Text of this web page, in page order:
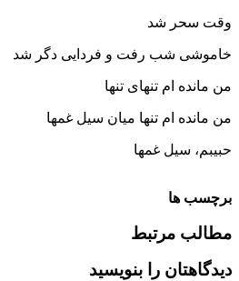
وقت سحر شد
خاموشی شب رفت و فردایی دگر شد
من مانده ام تنهای تنها
من مانده ام تنها میان سیل غمها
حبیبم، سیل غمها
برچسب ها
مطالب مرتبط
دیدگاهتان را بنویسید